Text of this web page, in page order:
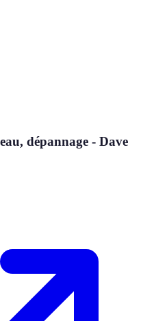
dépannage - Dave